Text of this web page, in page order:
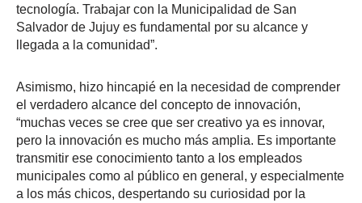
tecnología. Trabajar con la Municipalidad de San
Salvador de Jujuy es fundamental por su alcance y
llegada a la comunidad”.
Asimismo, hizo hincapié en la necesidad de comprender
el verdadero alcance del concepto de innovación,
“muchas veces se cree que ser creativo ya es innovar,
pero la innovación es mucho más amplia. Es importante
transmitir ese conocimiento tanto a los empleados
municipales como al público en general, y especialmente
a los más chicos, despertando su curiosidad por la